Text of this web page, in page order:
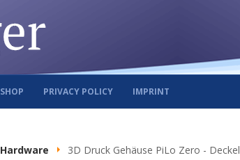
SHOP PRIVACY POLICY IMPRINT
Hardware 3D Druck Gehäuse PiLo Zero - Deckel